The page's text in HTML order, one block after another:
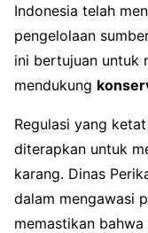
Indonesia telah
pengelolaan
ini bertujuan untuk
mendukung
Regulasi yang
diterapkan untuk
karang. Dinas
dalam mengawasi
memastikan